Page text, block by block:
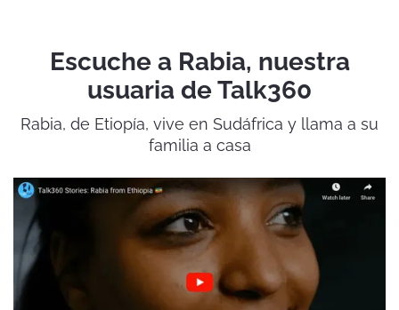
Escuche a Rabia, nuestra
usuaria de Talk360
Rabia, de Etiopía, vive en Sudáfrica y llama a su
familia a casa